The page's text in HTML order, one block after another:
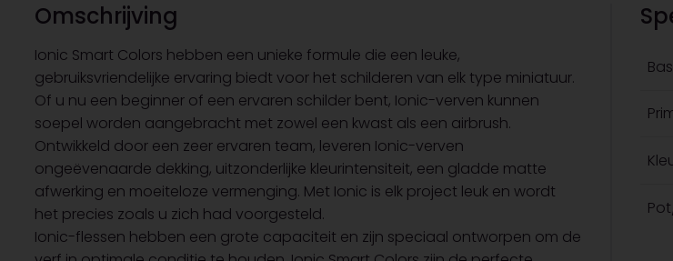
Omschrijving
Ionic Smart Colors hebben een unieke formule die een leuke,
gebruiksvriendelijke ervaring biedt voor het schilderen van elk type miniatuur.
Of u nu een beginner of een ervaren schilder bent, Ionic-verven kunnen
soepel worden aangebracht met zowel een kwast als een airbrush.
Ontwikkeld door een zeer ervaren team, leveren Ionic-verven
ongeëvenaarde dekking, uitzonderlijke kleurintensiteit, een gladde matte
afwerking en moeiteloze vermenging. Met Ionic is elk project leuk en wordt
het precies zoals u zich had voorgesteld.
Ionic-flessen hebben een grote capaciteit en zijn speciaal ontworpen om de